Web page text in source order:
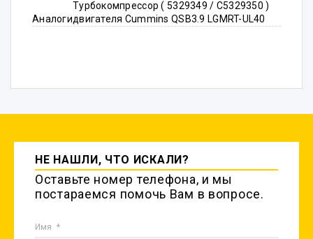
Аналоги
Турбокомпрессор ( 5329349 / C5329350 )
двигателя Cummins QSB3.9 LGMRT-UL40
НЕ НАШЛИ, ЧТО ИСКАЛИ?
Оставьте номер телефона, и мы
постараемся помочь Вам в вопросе.
Имя